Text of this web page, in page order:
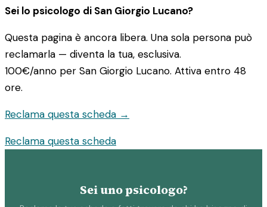
Sei lo psicologo di San Giorgio Lucano?
Questa pagina è ancora libera. Una sola persona può
reclamarla — diventa la tua, esclusiva.
100€/anno per San Giorgio Lucano. Attiva entro 48
ore.
Reclama questa scheda →
Reclama questa scheda
Sei uno psicologo?